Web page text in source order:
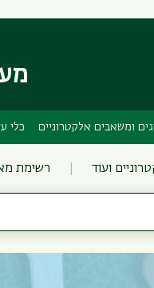
ומשאבים אלקטרוניים כלי
ועוד רשימת